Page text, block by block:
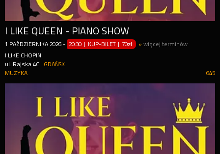
I LIKE QUEEN - PIANO SHOW
1 PAŹDZIERNIKA 2026 - 20:30 | KUP-BILET | 70zł »więcej terminów
I LIKE CHOPIN
ul. Rajska 4C
GDAŃSK
645
MUZYKA